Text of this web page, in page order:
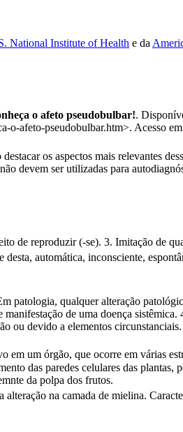
National Institute of Health e da
o afeto pseudobulbar!.
o-afeto-pseudobulbar.htm>. Acesso
os aspectos mais relevantes
devem ser utilizadas para
de reproduzir (-se). 3. Imitação de
automática, inconsciente,
patologia, qualquer alteração
de uma doença
ou devido a elementos
um órgão, que ocorre em várias
das paredes celulares das plantas,
da polpa dos frutos.
na camada de mielina.